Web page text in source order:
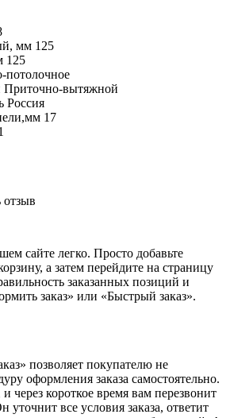
мм 125
125
потолочное
вытяжной
Россия
17
отзыв
сайте легко. Просто добавьте
а затем перейдите на страницу
заказанных позиций и
заказ» или «Быстрый заказ».
позволяет покупателю не
оформления заказа самостоятельно.
через короткое время вам перезвонит
уточнит все условия заказа, ответит